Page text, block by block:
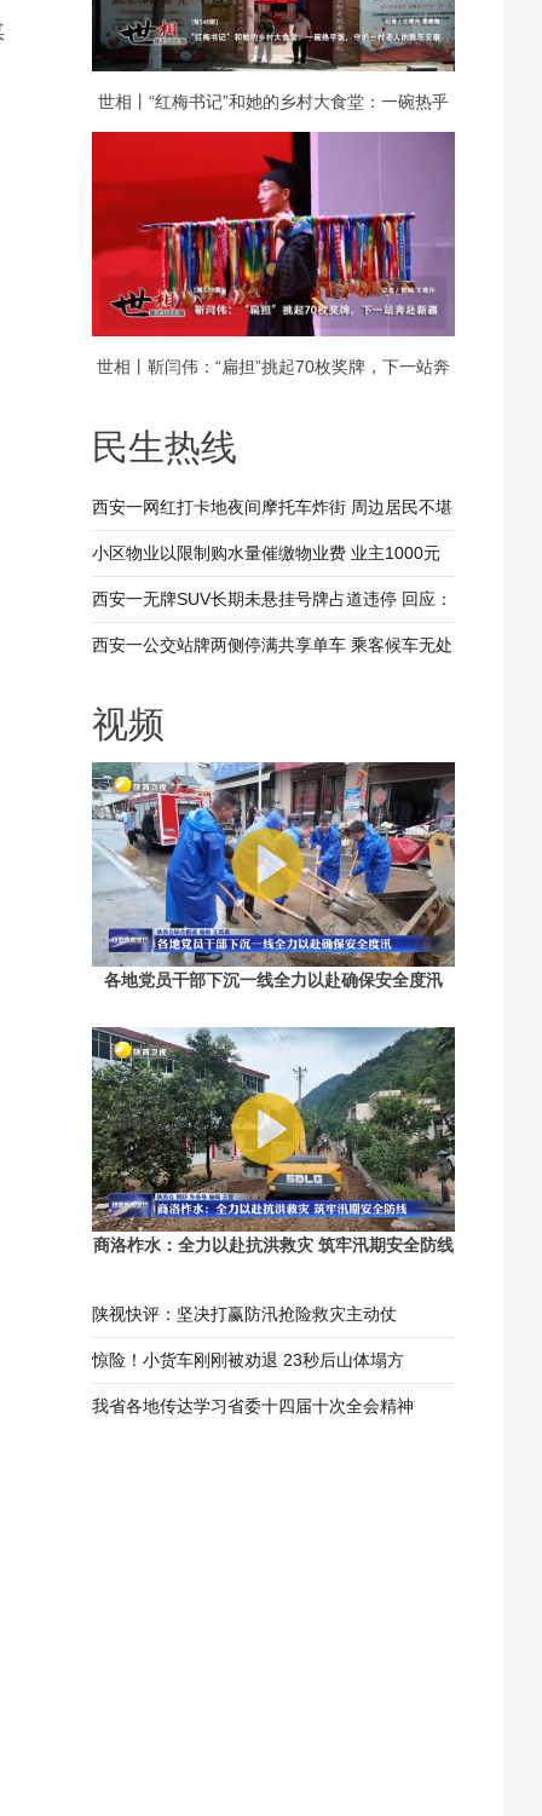
世相丨“红梅书记”和她的乡村大食堂：一碗热乎
饭，守护一村老人的晚年安康
世相丨靳闫伟：“扁担”挑起70枚奖牌，下一站奔
民生热线
西安一网红打卡地夜间摩托车炸街 周边居民不堪
其扰 回应：将持续开展专项整治行动
小区物业以限制购水量催缴物业费 业主1000元
装修押金抵扣物业费 兴平市住建局：已责令物业
整改
西安一无牌SUV长期未悬挂号牌占道违停 回应：
驾驶人被记9分罚款200元
西安一公交站牌两侧停满共享单车 乘客候车无处
视频
各地党员干部下沉一线全力以赴确保安全度汛
商洛柞水：全力以赴抗洪救灾 筑牢汛期安全防线
陕视快评：坚决打赢防汛抢险救灾主动仗
惊险！小货车刚刚被劝退 23秒后山体塌方
我省各地传达学习省委十四届十次全会精神